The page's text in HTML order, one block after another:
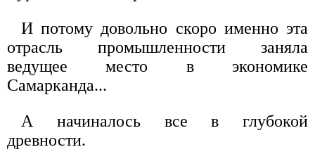
И потому довольно скоро именно эта
отрасль промышленности заняла
ведущее место в экономике
Самарканда...
А начиналось все в глубокой
древности.